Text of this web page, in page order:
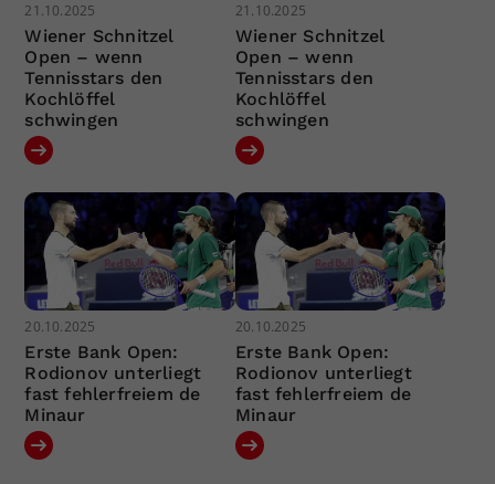
21.10.2025
Wiener Schnitzel
Open – wenn
Tennisstars den
Kochlöffel
schwingen
21.10.2025
Wiener Schnitzel
Open – wenn
Tennisstars den
Kochlöffel
schwingen
20.10.2025
Erste Bank Open:
Rodionov unterliegt
fast fehlerfreiem de
Minaur
20.10.2025
Erste Bank Open:
Rodionov unterliegt
fast fehlerfreiem de
Minaur